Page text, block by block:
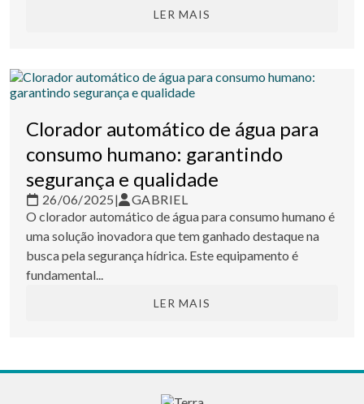
LER MAIS
Clorador automático de água para
consumo humano: garantindo
segurança e qualidade
26/06/2025|
GABRIEL
O clorador automático de água para consumo humano é
uma solução inovadora que tem ganhado destaque na
busca pela segurança hídrica. Este equipamento é
fundamental...
LER MAIS